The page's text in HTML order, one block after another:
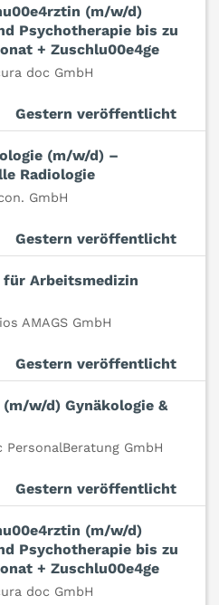
(m/w/d)
Psychotherapie bis zu
+ Zuschlu00e4ge
doc GmbH
Gestern veröffentlicht
(m/w/d) –
Radiologie
GmbH
Gestern veröffentlicht
Arbeitsmedizin
AMAGS GmbH
Gestern veröffentlicht
w/d) Gynäkologie &
PersonalBeratung GmbH
Gestern veröffentlicht
(m/w/d)
Psychotherapie bis zu
+ Zuschlu00e4ge
doc GmbH